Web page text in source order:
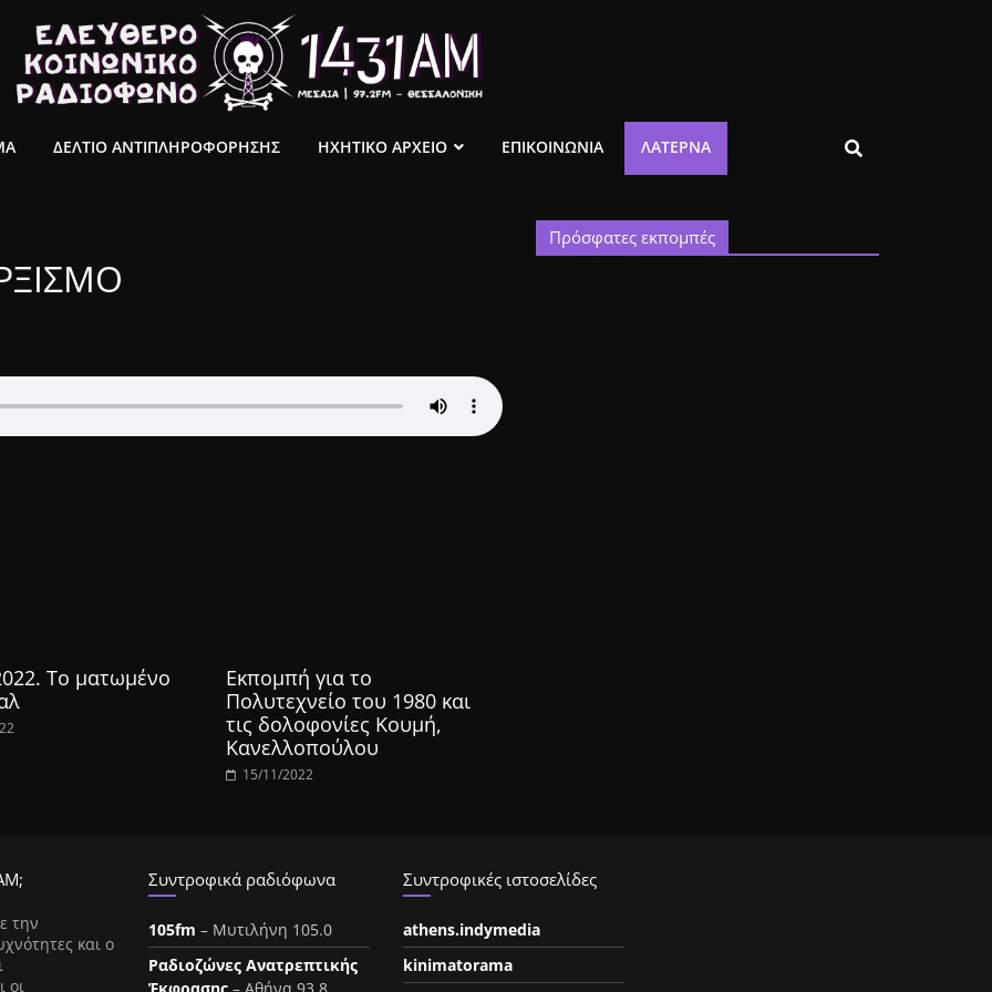
ΔΕΛΤΙΟ ΑΝΤΙΠΛΗΡΟΦΟΡΗΣΗΣ ΗΧΗΤΙΚΟ ΑΡΧΕΙΟ ΕΠΙΚΟΙΝΩΝΙΑ ΛΑΤΈΡΝΑ
Το ματωμένο
Εκπομπή για το
Πολυτεχνείο του 1980 και
τις δολοφονίες Κουμή,
Κανελλοπούλου
15/11/2022
Πρόσφατες εκπομπές
την
και ο
οι
Συντροφικά ραδιόφωνα
105fm – Μυτιλήνη 105.0
Ραδιοζώνες Ανατρεπτικής
Συντροφικές ιστοσελίδες
athens.indymedia
kinimatorama